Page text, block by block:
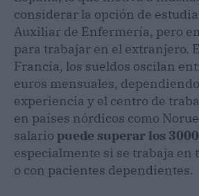
considerar la opción de
Auxiliar de Enfermería, pero
para trabajar en el extranjero.
Francia, los sueldos oscilan
euros mensuales,
experiencia y el centro de
en países nórdicos como
salario puede superar los
especialmente si se trabaja en
o con pacientes dependientes.